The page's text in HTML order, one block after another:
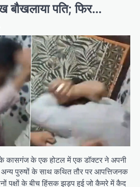
बौखलाया पति; फिर…
कासगंज के एक होटल में एक डॉक्टर ने अपनी
अन्य पुरुषों के साथ कथित तौर पर आपत्तिजनक
पक्षों के बीच हिंसक झड़प हुई जो कैमरे में कैद